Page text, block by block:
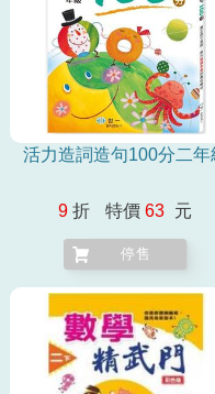
活力造詞造句100分二年
9 折 特價 63 元
停售